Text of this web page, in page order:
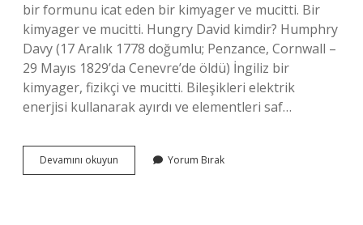
bir formunu icat eden bir kimyager ve mucitti. Bir
kimyager ve mucitti. Hungry David kimdir? Humphry
Davy (17 Aralık 1778 doğumlu; Penzance, Cornwall –
29 Mayıs 1829’da Cenevre’de öldü) İngiliz bir
kimyager, fizikçi ve mucitti. Bileşikleri elektrik
enerjisi kullanarak ayırdı ve elementleri saf…
Devamını okuyun
Davy
Yorum Bırak